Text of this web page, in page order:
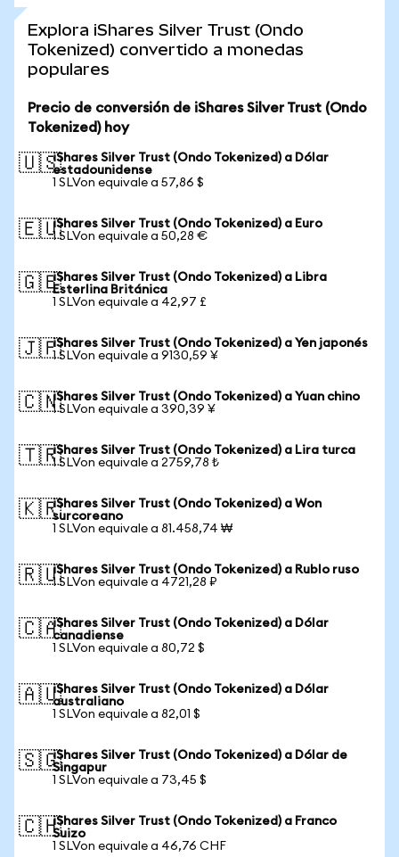
Explora iShares Silver Trust (Ondo
Tokenized) convertido a monedas
populares
Precio de conversión de iShares Silver Trust (Ondo
Tokenized) hoy
🇺🇸iShares Silver Trust (Ondo Tokenized) a Dólar
estadounidense
1 SLVon equivale a 57,86 $
🇪🇺iShares Silver Trust (Ondo Tokenized) a Euro
1 SLVon equivale a 50,28 €
🇬🇧iShares Silver Trust (Ondo Tokenized) a Libra
Esterlina Británica
1 SLVon equivale a 42,97 £
🇯🇵iShares Silver Trust (Ondo Tokenized) a Yen japonés
1 SLVon equivale a 9130,59 ¥
🇨🇳iShares Silver Trust (Ondo Tokenized) a Yuan chino
1 SLVon equivale a 390,39 ¥
🇹🇷iShares Silver Trust (Ondo Tokenized) a Lira turca
1 SLVon equivale a 2759,78 ₺
🇰🇷iShares Silver Trust (Ondo Tokenized) a Won
surcoreano
1 SLVon equivale a 81.458,74 ₩
🇷🇺iShares Silver Trust (Ondo Tokenized) a Rublo ruso
1 SLVon equivale a 4721,28 ₽
🇨🇦iShares Silver Trust (Ondo Tokenized) a Dólar
canadiense
1 SLVon equivale a 80,72 $
🇦🇺iShares Silver Trust (Ondo Tokenized) a Dólar
australiano
1 SLVon equivale a 82,01 $
🇸🇬iShares Silver Trust (Ondo Tokenized) a Dólar de
Singapur
1 SLVon equivale a 73,45 $
🇨🇭iShares Silver Trust (Ondo Tokenized) a Franco
Suizo
1 SLVon equivale a 46,76 CHF